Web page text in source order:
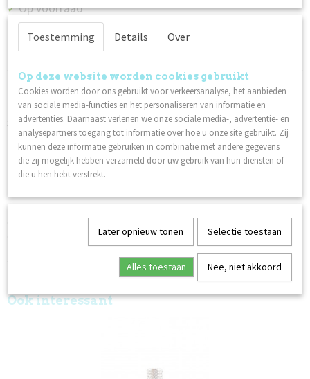
✓Op voorraad
Specificaties
Productcode
1122
Netto gewicht
0,14 Kg
Omschrijving
Base Gel is de eerste stap in het Lilly Nails gelsysteem na
Superbond. Deze gel werkt als hechtingspromotor op de
natuurlijke nagel. Kan ook worden gebruikt als basis voor het
Lilly Nails Invicta-systeem.
Gebruik:Breng aan na de Superbond en voor de building gel
Uithardingstijd:
· 60 seconden in de LED/UV-lamp
· 2 minuten in de 36W fluorescerende UV lamp
Ook interessant
Toestemming Details Over
Op deze website worden cookies gebruikt
Cookies worden door ons gebruikt voor verkeersanalyse, het aanbieden
van sociale media-functies en het personaliseren van informatie en
advertenties. Daarnaast verlenen we onze sociale media-, advertentie- en
analysepartners toegang tot informatie over hoe u onze site gebruikt. Zij
kunnen deze informatie gebruiken in combinatie met andere gegevens
die zij mogelijk hebben verzameld door uw gebruik van hun diensten of
die u hen hebt verstrekt.
Later opnieuw tonen Selectie toestaan
Alles toestaan Nee, niet akkoord